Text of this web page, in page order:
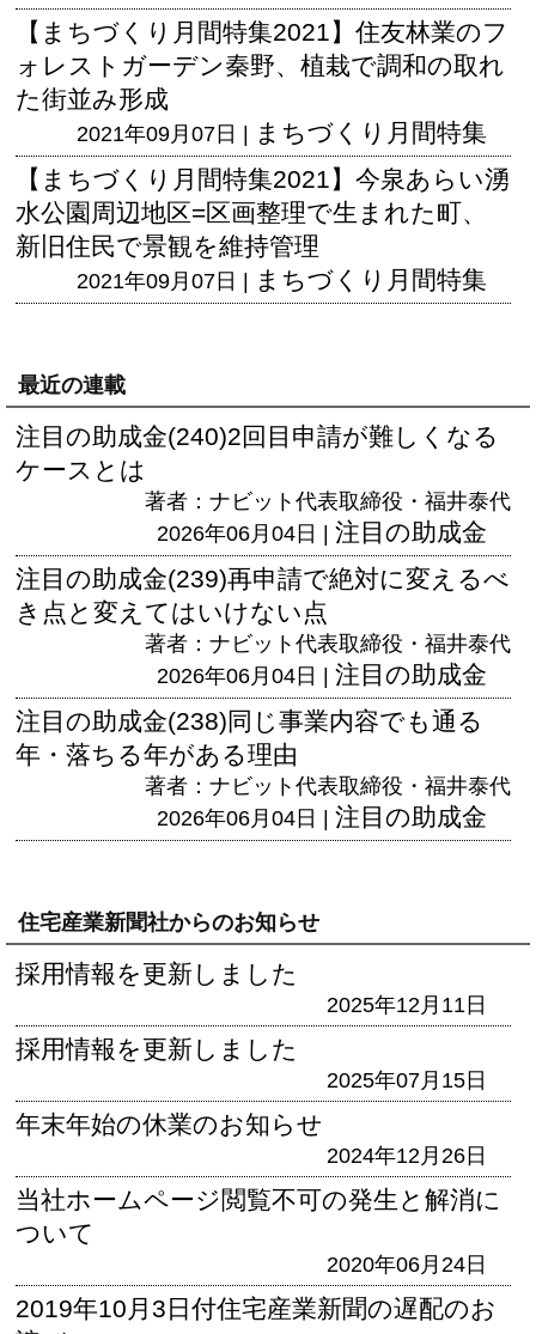
【まちづくり月間特集2021】住友林業のフ
ォレストガーデン秦野、植栽で調和の取れ
た街並み形成
2021年09月07日 | まちづくり月間特集
【まちづくり月間特集2021】今泉あらい湧
水公園周辺地区=区画整理で生まれた町、
新旧住民で景観を維持管理
2021年09月07日 | まちづくり月間特集
最近の連載
注目の助成金(240)2回目申請が難しくなる
ケースとは
著者：ナビット代表取締役・福井泰代
2026年06月04日 | 注目の助成金
注目の助成金(239)再申請で絶対に変えるべ
き点と変えてはいけない点
著者：ナビット代表取締役・福井泰代
2026年06月04日 | 注目の助成金
注目の助成金(238)同じ事業内容でも通る
年・落ちる年がある理由
著者：ナビット代表取締役・福井泰代
2026年06月04日 | 注目の助成金
住宅産業新聞社からのお知らせ
採用情報を更新しました
2025年12月11日
採用情報を更新しました
2025年07月15日
年末年始の休業のお知らせ
2024年12月26日
当社ホームページ閲覧不可の発生と解消に
ついて
2020年06月24日
2019年10月3日付住宅産業新聞の遅配のお